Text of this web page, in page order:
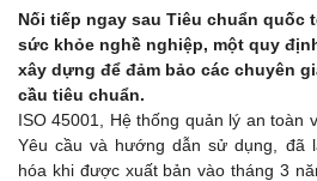
Nối tiếp ngay sau Tiêu chuẩn quốc
sức khỏe nghề nghiệp, một quy
xây dựng để đảm bảo các chuyên
cầu tiêu chuẩn.
ISO 45001, Hệ thống quản lý an toàn
Yêu cầu và hướng dẫn sử dụng, đã
hóa khi được xuất bản vào tháng 3